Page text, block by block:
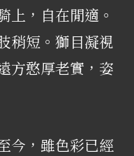
上，自在閒適。
稍短。獅目凝視
方憨厚老實，姿
今，雖色彩已經